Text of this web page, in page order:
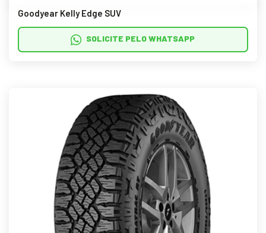
Goodyear Kelly Edge SUV
SOLICITE PELO WHATSAPP